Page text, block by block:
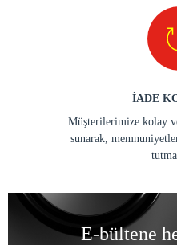
İADE
Müşterilerimize kolay
sunarak,
E-bültene